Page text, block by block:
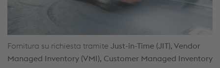
Fornitura su richiesta tramite Just-in-Time (JIT), Vendor
Managed Inventory (VMI), Customer Managed Inventory